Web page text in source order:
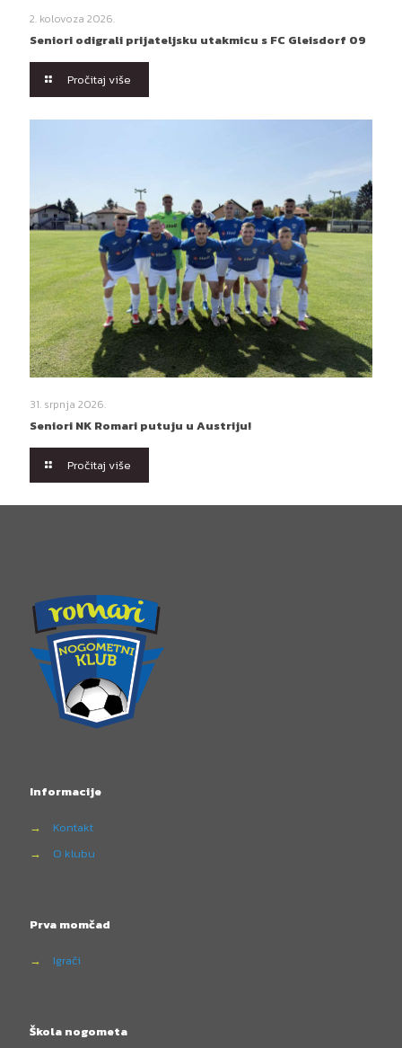
2. kolovoza 2026.
Seniori odigrali prijateljsku utakmicu s FC Gleisdorf 09
Pročitaj više
31. srpnja 2026.
Seniori NK Romari putuju u Austriju!
Pročitaj više
Informacije
→
Kontakt
→
O klubu
Prva momčad
→ Igrači
Škola nogometa